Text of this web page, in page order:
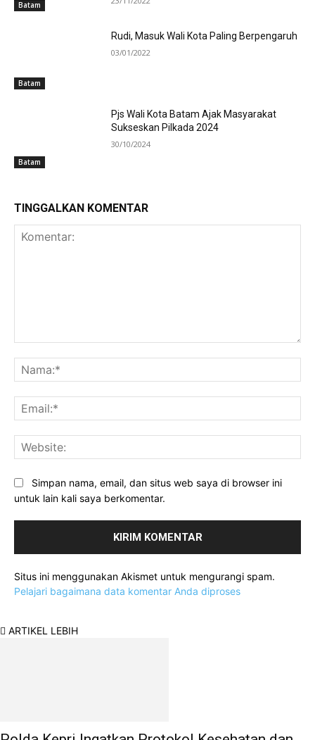
Batam
Batam
Rudi, Masuk Wali Kota Paling Berpengaruh
03/01/2022
Batam
Pjs Wali Kota Batam Ajak Masyarakat
Sukseskan Pilkada 2024
30/10/2024
TINGGALKAN KOMENTAR
Simpan nama, email, dan situs web saya di browser ini
untuk lain kali saya berkomentar.
Situs ini menggunakan Akismet untuk mengurangi spam.
Pelajari bagaimana data komentar Anda diproses
ARTIKEL LEBIH